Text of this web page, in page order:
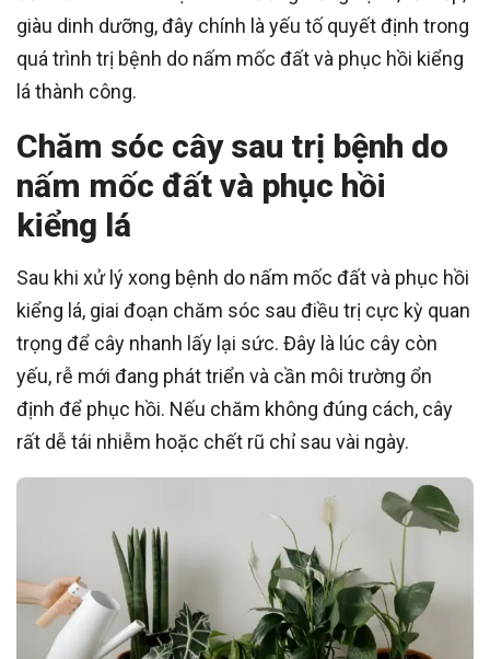
giàu dinh dưỡng, đây chính là yếu tố quyết định trong
quá trình trị bệnh do nấm mốc đất và phục hồi kiểng
lá thành công.
Chăm sóc cây sau trị bệnh do
nấm mốc đất và phục hồi
kiểng lá
Sau khi xử lý xong bệnh do nấm mốc đất và phục hồi
kiểng lá, giai đoạn chăm sóc sau điều trị cực kỳ quan
trọng để cây nhanh lấy lại sức. Đây là lúc cây còn
yếu, rễ mới đang phát triển và cần môi trường ổn
định để phục hồi. Nếu chăm không đúng cách, cây
rất dễ tái nhiễm hoặc chết rũ chỉ sau vài ngày.